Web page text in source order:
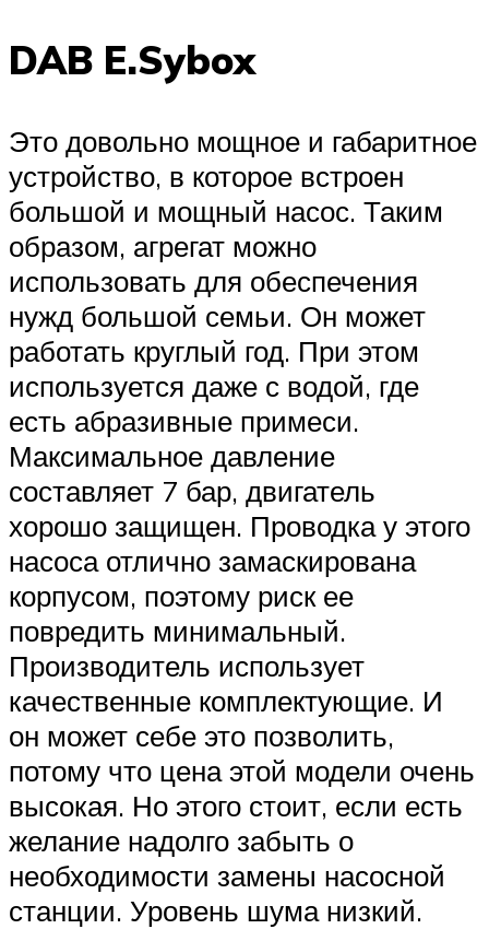
DAB E.Sybox
Это довольно мощное и габаритное
устройство, в которое встроен
большой и мощный насос. Таким
образом, агрегат можно
использовать для обеспечения
нужд большой семьи. Он может
работать круглый год. При этом
используется даже с водой, где
есть абразивные примеси.
Максимальное давление
составляет 7 бар, двигатель
хорошо защищен. Проводка у этого
насоса отлично замаскирована
корпусом, поэтому риск ее
повредить минимальный.
Производитель использует
качественные комплектующие. И
он может себе это позволить,
потому что цена этой модели очень
высокая. Но этого стоит, если есть
желание надолго забыть о
необходимости замены насосной
станции. Уровень шума низкий.